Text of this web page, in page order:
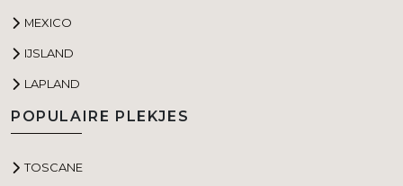
MEXICO
IJSLAND
LAPLAND
POPULAIRE PLEKJES
TOSCANE